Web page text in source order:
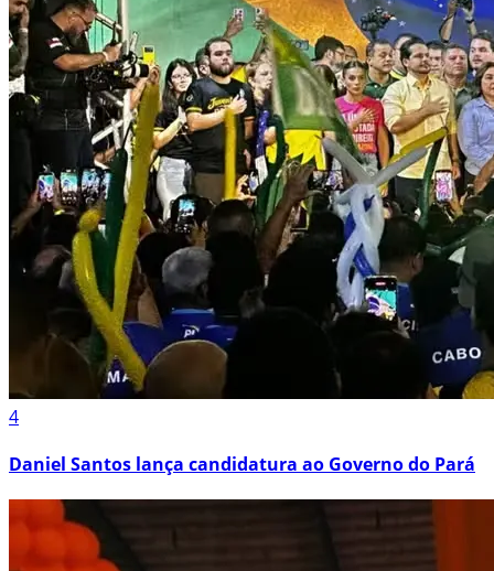
4
Daniel Santos lança candidatura ao Governo do Pará